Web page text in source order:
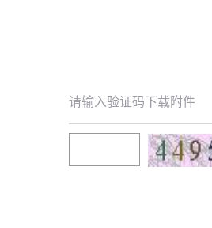
请输入验证码下载附件